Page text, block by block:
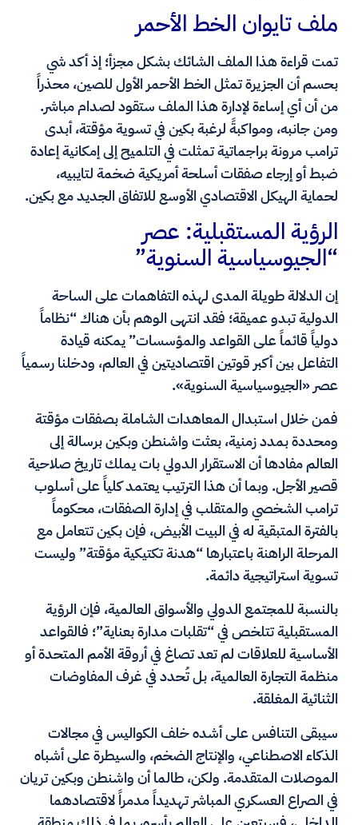
ملف تايوان الخط الأحمر
تمت قراءة هذا الملف الشائك بشكل مجزأ؛ إذ أكد شي
بحسم أن الجزيرة تمثل الخط الأحمر الأول للصين، محذراً
من أن أي إساءة لإدارة هذا الملف ستقود لصدام مباشر.
ومن جانبه، ومواكبةً لرغبة بكين في تسوية مؤقتة، أبدى
ترامب مرونة براجماتية تمثلت في التلميح إلى إمكانية إعادة
ضبط أو إرجاء صفقات أسلحة أمريكية ضخمة لتايبيه،
لحماية الهيكل الاقتصادي الأوسع للاتفاق الجديد مع بكين.
الرؤية المستقبلية: عصر
“الجيوسياسية السنوية”
إن الدلالة طويلة المدى لهذه التفاهمات على الساحة
الدولية تبدو عميقة؛ فقد انتهى الوهم بأن هناك “نظاماً
دولياً قائماً على القواعد والمؤسسات” يمكنه قيادة
التفاعل بين أكبر قوتين اقتصاديتين في العالم، ودخلنا رسمياً
عصر «الجيوسياسية السنوية».
فمن خلال استبدال المعاهدات الشاملة بصفقات مؤقتة
ومحددة بمدد زمنية، بعثت واشنطن وبكين برسالة إلى
العالم مفادها أن الاستقرار الدولي بات يملك تاريخ صلاحية
قصير الأجل. وبما أن هذا الترتيب يعتمد كلياً على أسلوب
ترامب الشخصي والمتقلب في إدارة الصفقات، محكوماً
بالفترة المتبقية له في البيت الأبيض، فإن بكين تتعامل مع
المرحلة الراهنة باعتبارها “هدنة تكتيكية مؤقتة” وليست
تسوية استراتيجية دائمة.
بالنسبة للمجتمع الدولي والأسواق العالمية، فإن الرؤية
المستقبلية تتلخص في “تقلبات مدارة بعناية”؛ فالقواعد
الأساسية للعلاقات لم تعد تصاغ في أروقة الأمم المتحدة أو
منظمة التجارة العالمية، بل تُحدد في غرف المفاوضات
الثنائية المغلقة.
سيبقى التنافس على أشده خلف الكواليس في مجالات
الذكاء الاصطناعي، والإنتاج الضخم، والسيطرة على أشباه
الموصلات المتقدمة. ولكن، طالما أن واشنطن وبكين تريان
في الصراع العسكري المباشر تهديداً مدمراً لاقتصادهما